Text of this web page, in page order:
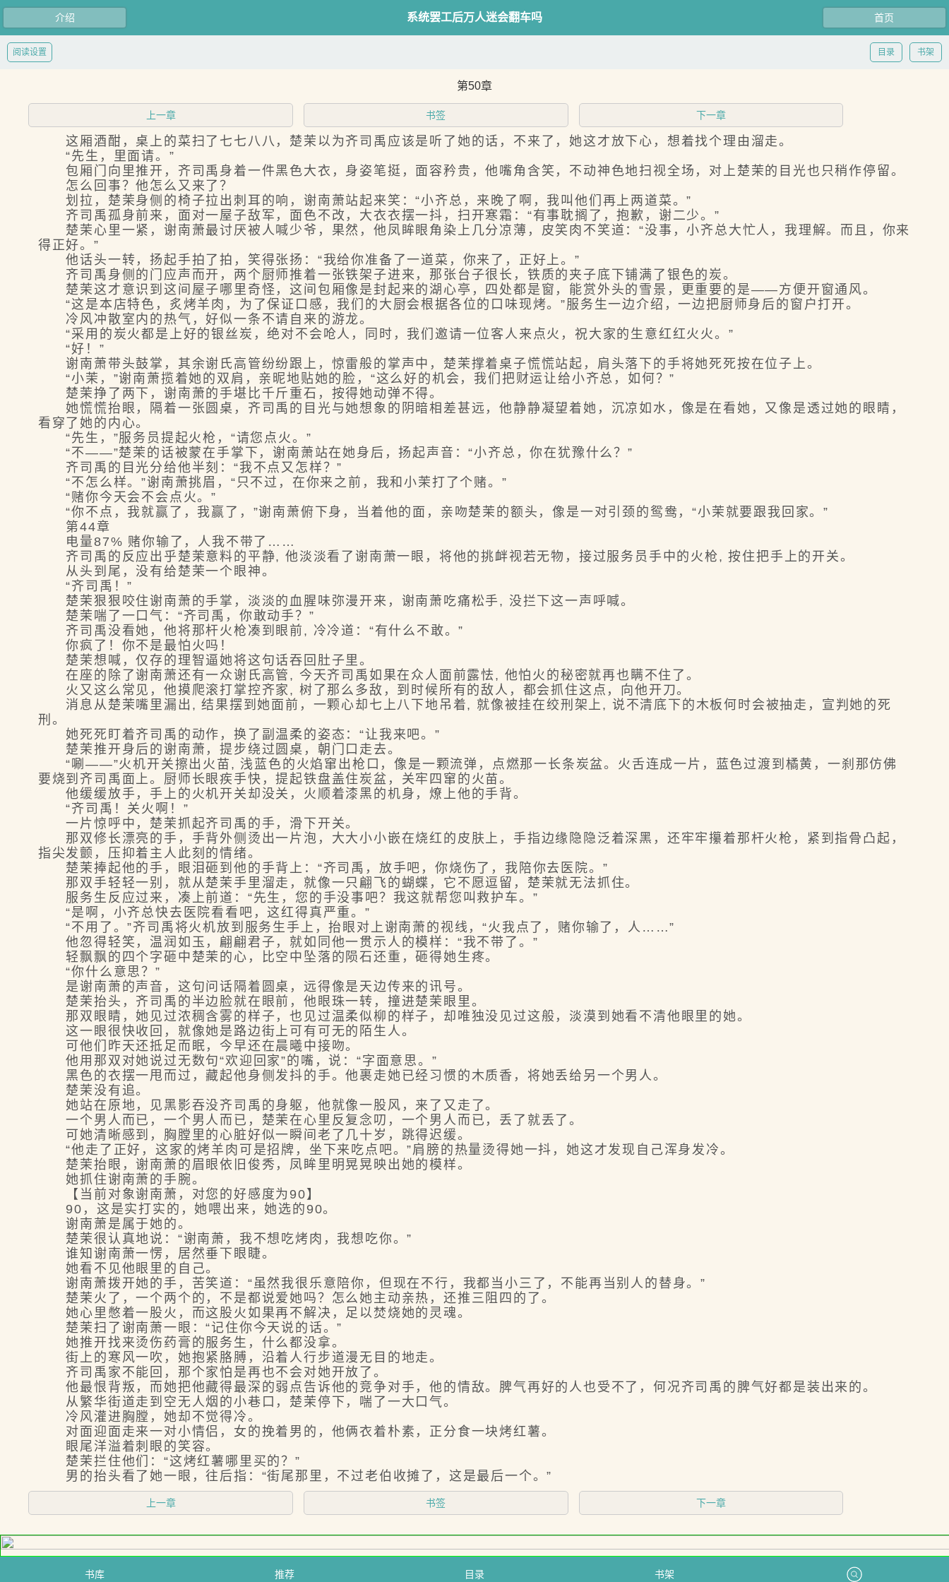
介绍 首页
系统罢工后万人迷会翻车吗
书架
目录
阅读设置
第50章
上一章 书签 下一章
这厢酒酣，桌上的菜扫了七七八八，楚茉以为齐司禹应该是听了她的话，不来了，她这才放下心，想着找个理由溜走。
“先生，里面请。”
包厢门向里推开，齐司禹身着一件黑色大衣，身姿笔挺，面容矜贵，他嘴角含笑，不动神色地扫视全场，对上楚茉的目光也只稍作停留。
怎么回事？他怎么又来了？
划拉，楚茉身侧的椅子拉出刺耳的响，谢南萧站起来笑：“小齐总，来晚了啊，我叫他们再上两道菜。”
齐司禹孤身前来，面对一屋子敌军，面色不改，大衣衣摆一抖，扫开寒霜：“有事耽搁了，抱歉，谢二少。”
楚茉心里一紧，谢南萧最讨厌被人喊少爷，果然，他凤眸眼角染上几分凉薄，皮笑肉不笑道：“没事，小齐总大忙人，我理解。而且，你来
得正好。”
他话头一转，扬起手拍了拍，笑得张扬：“我给你准备了一道菜，你来了，正好上。”
齐司禹身侧的门应声而开，两个厨师推着一张铁架子进来，那张台子很长，铁质的夹子底下铺满了银色的炭。
楚茉这才意识到这间屋子哪里奇怪，这间包厢像是封起来的湖心亭，四处都是窗，能赏外头的雪景，更重要的是——方便开窗通风。
“这是本店特色，炙烤羊肉，为了保证口感，我们的大厨会根据各位的口味现烤。”服务生一边介绍，一边把厨师身后的窗户打开。
冷风冲散室内的热气，好似一条不请自来的游龙。
“采用的炭火都是上好的银丝炭，绝对不会呛人，同时，我们邀请一位客人来点火，祝大家的生意红红火火。”
“好！”
谢南萧带头鼓掌，其余谢氏高管纷纷跟上，惊雷般的掌声中，楚茉撑着桌子慌慌站起，肩头落下的手将她死死按在位子上。
“小茉，”谢南萧揽着她的双肩，亲昵地贴她的脸，“这么好的机会，我们把财运让给小齐总，如何？”
楚茉挣了两下，谢南萧的手堪比千斤重石，按得她动弹不得。
她慌慌抬眼，隔着一张圆桌，齐司禹的目光与她想象的阴暗相差甚远，他静静凝望着她，沉凉如水，像是在看她，又像是透过她的眼睛，
看穿了她的内心。
“先生，”服务员提起火枪，“请您点火。”
“不——”楚茉的话被蒙在手掌下，谢南萧站在她身后，扬起声音：“小齐总，你在犹豫什么？”
齐司禹的目光分给他半刻：“我不点又怎样？”
“不怎么样。”谢南萧挑眉，“只不过，在你来之前，我和小茉打了个赌。”
“赌你今天会不会点火。”
“你不点，我就赢了，我赢了，”谢南萧俯下身，当着他的面，亲吻楚茉的额头，像是一对引颈的鸳鸯，“小茉就要跟我回家。”
第44章
电量87% 赌你输了，人我不带了……
齐司禹的反应出乎楚茉意料的平静, 他淡淡看了谢南萧一眼，将他的挑衅视若无物，接过服务员手中的火枪, 按住把手上的开关。
从头到尾，没有给楚茉一个眼神。
“齐司禹！”
楚茉狠狠咬住谢南萧的手掌，淡淡的血腥味弥漫开来，谢南萧吃痛松手, 没拦下这一声呼喊。
楚茉喘了一口气：“齐司禹，你敢动手？”
齐司禹没看她，他将那杆火枪凑到眼前, 冷冷道：“有什么不敢。”
你疯了！你不是最怕火吗！
楚茉想喊，仅存的理智逼她将这句话吞回肚子里。
在座的除了谢南萧还有一众谢氏高管, 今天齐司禹如果在众人面前露怯, 他怕火的秘密就再也瞒不住了。
火又这么常见，他摸爬滚打掌控齐家, 树了那么多敌，到时候所有的敌人，都会抓住这点，向他开刀。
消息从楚茉嘴里漏出, 结果摆到她面前，一颗心却七上八下地吊着, 就像被挂在绞刑架上, 说不清底下的木板何时会被抽走，宣判她的死
刑。
她死死盯着齐司禹的动作，换了副温柔的姿态：“让我来吧。”
楚茉推开身后的谢南萧，提步绕过圆桌，朝门口走去。
“唰——”火机开关擦出火苗, 浅蓝色的火焰窜出枪口，像是一颗流弹，点燃那一长条炭盆。火舌连成一片，蓝色过渡到橘黄，一刹那仿佛
要烧到齐司禹面上。厨师长眼疾手快，提起铁盘盖住炭盆，关牢四窜的火苗。
他缓缓放手，手上的火机开关却没关，火顺着漆黑的机身，燎上他的手背。
“齐司禹！关火啊！”
一片惊呼中，楚茉抓起齐司禹的手，滑下开关。
那双修长漂亮的手，手背外侧烫出一片泡，大大小小嵌在烧红的皮肤上，手指边缘隐隐泛着深黑，还牢牢攥着那杆火枪，紧到指骨凸起，
指尖发颤，压抑着主人此刻的情绪。
楚茉捧起他的手，眼泪砸到他的手背上：“齐司禹，放手吧，你烧伤了，我陪你去医院。”
那双手轻轻一别，就从楚茉手里溜走，就像一只翩飞的蝴蝶，它不愿逗留，楚茉就无法抓住。
服务生反应过来，凑上前道：“先生，您的手没事吧？我这就帮您叫救护车。”
“是啊，小齐总快去医院看看吧，这红得真严重。”
“不用了。”齐司禹将火机放到服务生手上，抬眼对上谢南萧的视线，“火我点了，赌你输了，人……”
他忽得轻笑，温润如玉，翩翩君子，就如同他一贯示人的模样：“我不带了。”
轻飘飘的四个字砸中楚茉的心，比空中坠落的陨石还重，砸得她生疼。
“你什么意思？”
是谢南萧的声音，这句问话隔着圆桌，远得像是天边传来的讯号。
楚茉抬头，齐司禹的半边脸就在眼前，他眼珠一转，撞进楚茉眼里。
那双眼睛，她见过浓稠含雾的样子，也见过温柔似柳的样子，却唯独没见过这般，淡漠到她看不清他眼里的她。
这一眼很快收回，就像她是路边街上可有可无的陌生人。
可他们昨天还抵足而眠，今早还在晨曦中接吻。
他用那双对她说过无数句“欢迎回家”的嘴，说：“字面意思。”
黑色的衣摆一甩而过，藏起他身侧发抖的手。他裹走她已经习惯的木质香，将她丢给另一个男人。
楚茉没有追。
她站在原地，见黑影吞没齐司禹的身躯，他就像一股风，来了又走了。
一个男人而已，一个男人而已，楚茉在心里反复念叨，一个男人而已，丢了就丢了。
可她清晰感到，胸膛里的心脏好似一瞬间老了几十岁，跳得迟缓。
“他走了正好，这家的烤羊肉可是招牌，坐下来吃点吧。”肩膀的热量烫得她一抖，她这才发现自己浑身发冷。
楚茉抬眼，谢南萧的眉眼依旧俊秀，凤眸里明晃晃映出她的模样。
她抓住谢南萧的手腕。
【当前对象谢南萧，对您的好感度为90】
90，这是实打实的，她喂出来，她选的90。
谢南萧是属于她的。
楚茉很认真地说：“谢南萧，我不想吃烤肉，我想吃你。”
谁知谢南萧一愣，居然垂下眼睫。
她看不见他眼里的自己。
谢南萧拨开她的手，苦笑道：“虽然我很乐意陪你，但现在不行，我都当小三了，不能再当别人的替身。”
楚茉火了，一个两个的，不是都说爱她吗？怎么她主动亲热，还推三阻四的了。
她心里憋着一股火，而这股火如果再不解决，足以焚烧她的灵魂。
楚茉扫了谢南萧一眼：“记住你今天说的话。”
她推开找来烫伤药膏的服务生，什么都没拿。
街上的寒风一吹，她抱紧胳膊，沿着人行步道漫无目的地走。
齐司禹家不能回，那个家怕是再也不会对她开放了。
他最恨背叛，而她把他藏得最深的弱点告诉他的竞争对手，他的情敌。脾气再好的人也受不了，何况齐司禹的脾气好都是装出来的。
从繁华街道走到空无人烟的小巷口，楚茉停下，喘了一大口气。
冷风灌进胸膛，她却不觉得冷。
对面迎面走来一对小情侣，女的挽着男的，他俩衣着朴素，正分食一块烤红薯。
眼尾洋溢着刺眼的笑容。
楚茉拦住他们：“这烤红薯哪里买的？”
男的抬头看了她一眼，往后指：“街尾那里，不过老伯收摊了，这是最后一个。”
上一章 书签 下一章
书库 推荐 目录 书架